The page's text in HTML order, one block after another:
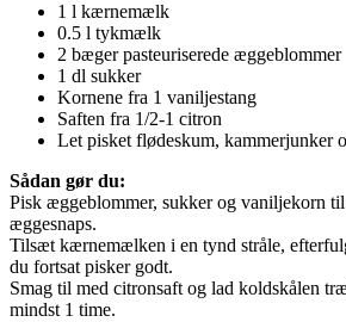
1 l kærnemælk
0.5 l tykmælk
2 bæger pasteuriserede æggeblommer
1 dl sukker
Kornene fra 1 vaniljestang
Saften fra 1/2-1 citron
Let pisket flødeskum, kammerjunker
Sådan gør du:
Pisk æggeblommer, sukker og vaniljekorn
æggesnaps.
Tilsæt kærnemælken i en tynd stråle,
du fortsat pisker godt.
Smag til med citronsaft og lad koldskålen
mindst 1 time.